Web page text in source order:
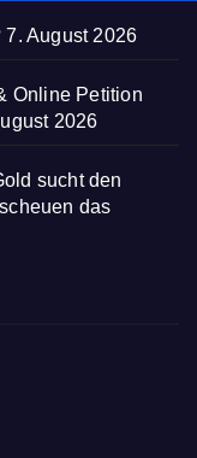
7. August 2026
Online Petition
2026
sucht den
das